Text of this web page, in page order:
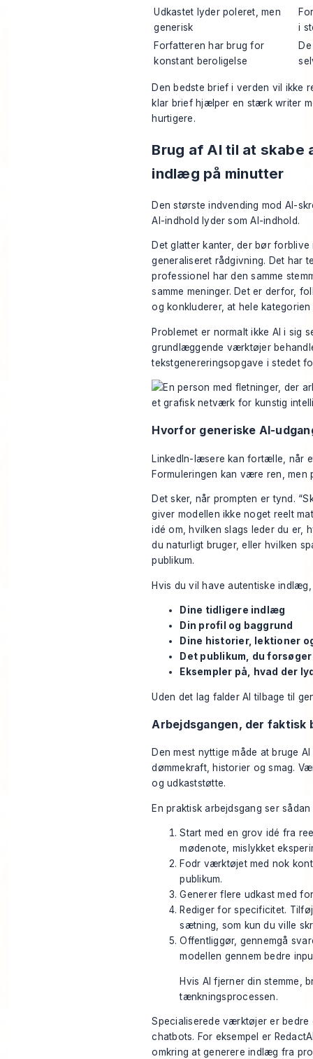
Udkastet lyder poleret, men
generisk
i
Forfatteren har brug for
konstant beroligelse
Den bedste brief i verden vil ikke
klar brief hjælper en stærk writer
hurtigere.
Brug af AI til at skabe
indlæg på minutter
Den største indvending mod AI-
AI-indhold lyder som AI-indhold.
Det glatter kanter, der bør
generaliseret rådgivning. Det har
professionel har den samme
samme meninger. Det er derfor,
og konkluderer, at hele kategorien
Problemet er normalt ikke AI i sig
grundlæggende værktøjer
tekstgenereringsopgave i stedet
Hvorfor generiske AI-
LinkedIn-læsere kan fortælle, når
Formuleringen kan være ren, men
Det sker, når prompten er tynd.
giver modellen ikke noget reelt
idé om, hvilken slags leder du er,
du naturligt bruger, eller hvilken
publikum.
Hvis du vil have autentiske
Dine tidligere indlæg
Din profil og baggrund
Dine historier, lektioner
Det publikum, du
Eksempler på, hvad der
Uden det lag falder AI tilbage til
Arbejdsgangen, der faktisk
Den mest nyttige måde at bruge
dømmekraft, historier og smag.
og udkaststøtte.
En praktisk arbejdsgang ser sådan
Start med en grov idé fra
mødenote, mislykket
Fodr værktøjet med nok
publikum.
Generer flere udkast med
Rediger for specificitet.
sætning, som kun du ville
Offentliggør, gennemgå
modellen gennem bedre
Hvis AI fjerner din stemme,
tænkningsprocessen.
Specialiserede værktøjer er bedre
chatbots. For eksempel er
omkring at generere indlæg fra